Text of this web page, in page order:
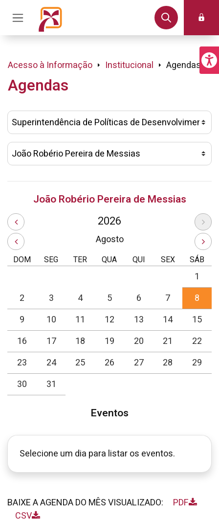
Acesso à Informação Institucional Agendas
Agendas
João Robério Pereira de Messias
2026
Agosto
DOM SEG TER QUA QUI SEX SÁB
1
2
3 4 5 6 7
8
9
10 11 12 13 14
15
16
17 18 19 20 21
22
23
24 25 26 27 28
29
30
31
Eventos
Selecione um dia para listar os eventos.
BAIXE A AGENDA DO MÊS VISUALIZADO:
PDF
CSV